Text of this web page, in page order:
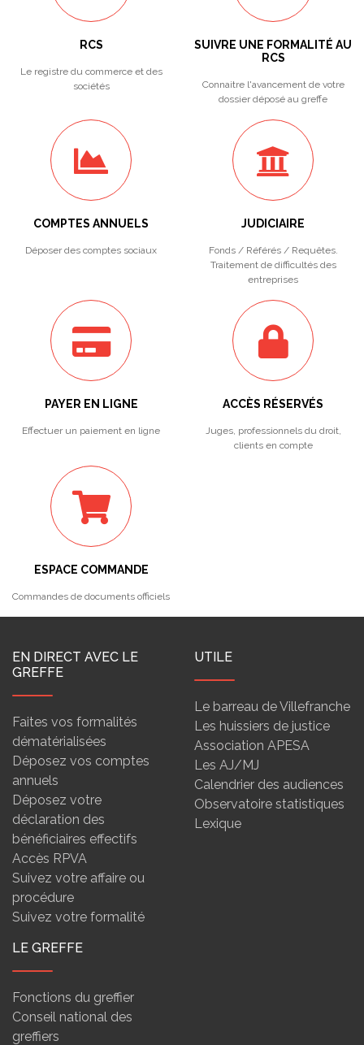
RCS
Le registre du commerce et des
sociétés
SUIVRE UNE FORMALITÉ AU
RCS
Connaitre l'avancement de votre
dossier déposé au greffe
COMPTES ANNUELS
Déposer des comptes sociaux
JUDICIAIRE
Fonds / Référés / Requêtes.
Traitement de difficultés des
entreprises
PAYER EN LIGNE
Effectuer un paiement en ligne
ACCÈS RÉSERVÉS
Juges, professionnels du droit,
clients en compte
ESPACE COMMANDE
Commandes de documents officiels
EN DIRECT AVEC LE
GREFFE
Faites vos formalités
dématérialisées
Déposez vos comptes
annuels
Déposez votre
déclaration des
bénéficiaires effectifs
Accès RPVA
Suivez votre affaire ou
procédure
Suivez votre formalité
UTILE
Le barreau de Villefranche
Les huissiers de justice
Association APESA
Les AJ/MJ
Calendrier des audiences
Observatoire statistiques
Lexique
LE GREFFE
Fonctions du greffier
Conseil national des
greffiers